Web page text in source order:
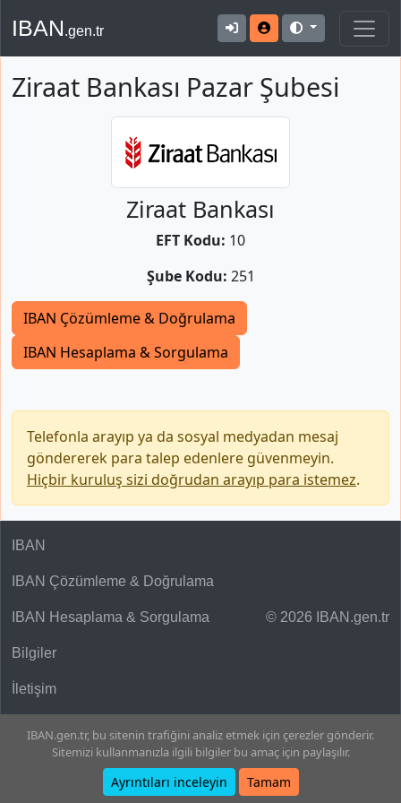
IBAN.gen.tr
Ziraat Bankası Pazar Şubesi
Ziraat Bankası
EFT Kodu: 10
Şube Kodu: 251
IBAN Çözümleme & Doğrulama
IBAN Hesaplama & Sorgulama
Telefonla arayıp ya da sosyal medyadan mesaj
göndererek para talep edenlere güvenmeyin.
Hiçbir kuruluş sizi doğrudan arayıp para istemez.
© 2026 IBAN.gen.tr
IBAN
IBAN Çözümleme & Doğrulama
IBAN Hesaplama & Sorgulama
Bilgiler
İletişim
IBAN.gen.tr, bu sitenin trafiğini analiz etmek için çerezler gönderir.
Sitemizi kullanmanızla ilgili bilgiler bu amaç için paylaşılır.
Ayrıntıları inceleyin Tamam